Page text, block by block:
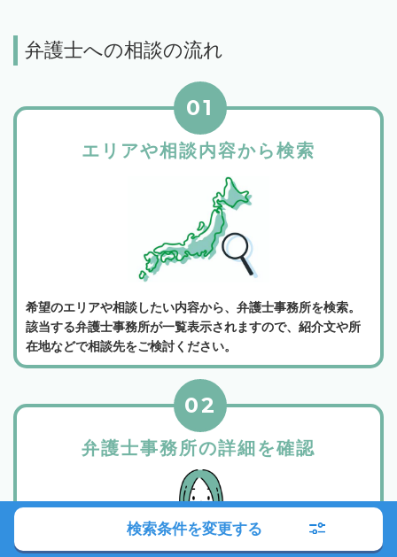
弁護士への相談の流れ
エリアや相談内容から検索
01
希望のエリアや相談したい内容から、弁護士事務所を検索。
該当する弁護士事務所が一覧表示されますので、紹介文や所
在地などで相談先をご検討ください。
弁護士事務所の詳細を確認
02
検索条件を変更する